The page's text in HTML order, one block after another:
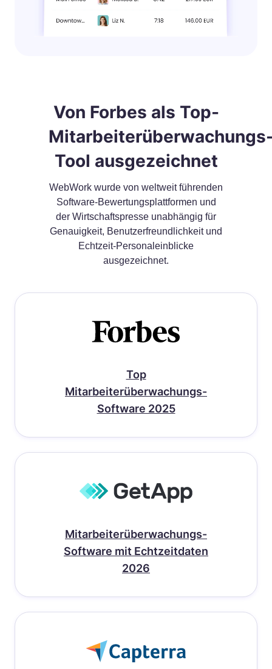
Von Forbes als Top-
Tool ausgezeichnet
WebWork wurde von weltweit führenden
Software-Bewertungsplattformen und
der Wirtschaftspresse unabhängig für
Genauigkeit, Benutzerfreundlichkeit und
Echtzeit-Personaleinblicke
ausgezeichnet.
Top
Mitarbeiterüberwachungs-
Software 2025
Mitarbeiterüberwachungs-
Software mit Echtzeitdaten
2026